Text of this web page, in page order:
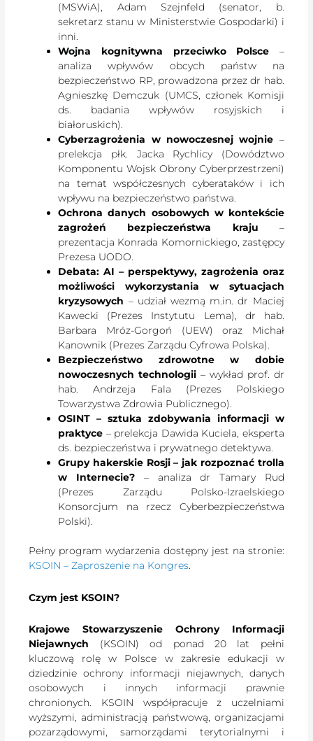
(MSWiA), Adam Szejnfeld (senator, b.
sekretarz stanu w Ministerstwie Gospodarki) i
inni.
Wojna kognitywna przeciwko Polsce –
analiza wpływów obcych państw na
bezpieczeństwo RP, prowadzona przez dr hab.
Agnieszkę Demczuk (UMCS, członek Komisji
ds. badania wpływów rosyjskich i
białoruskich).
Cyberzagrożenia w nowoczesnej wojnie –
prelekcja płk. Jacka Rychlicy (Dowództwo
Komponentu Wojsk Obrony Cyberprzestrzeni)
na temat współczesnych cyberataków i ich
wpływu na bezpieczeństwo państwa.
Ochrona danych osobowych w kontekście
zagrożeń bezpieczeństwa kraju –
prezentacja Konrada Komornickiego, zastępcy
Prezesa UODO.
Debata: AI – perspektywy, zagrożenia oraz
możliwości wykorzystania w sytuacjach
kryzysowych – udział wezmą m.in. dr Maciej
Kawecki (Prezes Instytutu Lema), dr hab.
Barbara Mróz-Gorgoń (UEW) oraz Michał
Kanownik (Prezes Zarządu Cyfrowa Polska).
Bezpieczeństwo zdrowotne w dobie
nowoczesnych technologii – wykład prof. dr
hab. Andrzeja Fala (Prezes Polskiego
Towarzystwa Zdrowia Publicznego).
OSINT – sztuka zdobywania informacji w
praktyce – prelekcja Dawida Kuciela, eksperta
ds. bezpieczeństwa i prywatnego detektywa.
Grupy hakerskie Rosji – jak rozpoznać trolla
w Internecie? – analiza dr Tamary Rud
(Prezes Zarządu Polsko-Izraelskiego
Konsorcjum na rzecz Cyberbezpieczeństwa
Polski).
Pełny program wydarzenia dostępny jest na stronie:
KSOIN – Zaproszenie na Kongres.
Czym jest KSOIN?
Krajowe Stowarzyszenie Ochrony Informacji
Niejawnych (KSOIN) od ponad 20 lat pełni
kluczową rolę w Polsce w zakresie edukacji w
dziedzinie ochrony informacji niejawnych, danych
osobowych i innych informacji prawnie
chronionych. KSOIN współpracuje z uczelniami
wyższymi, administracją państwową, organizacjami
pozarządowymi, samorządami terytorialnymi i